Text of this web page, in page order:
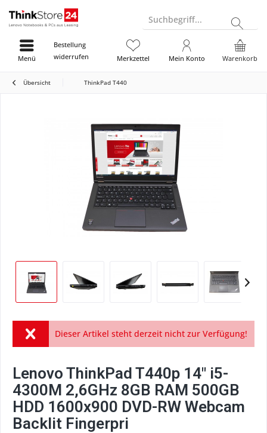
Suchbegriff...
Bestellung
widerrufen
Warenkorb
Merkzettel Mein Konto
Menü
Übersicht ThinkPad T440
Dieser Artikel steht derzeit nicht zur Verfügung!
Lenovo ThinkPad T440p 14" i5-
4300M 2,6GHz 8GB RAM 500GB
HDD 1600x900 DVD-RW Webcam
Backlit Fingerpri